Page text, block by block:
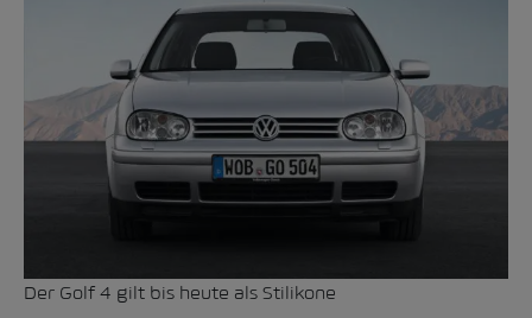
Der Golf 4 gilt bis heute als Stilikone